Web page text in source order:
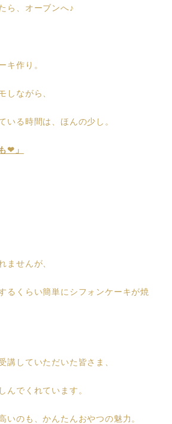
ら、オーブンへ♪
キ作り。
しながら、
いる時間は、ほんの少し。
❤︎」
ませんが、
るくらい簡単にシフォンケーキが焼
講していただいた皆さま、
んでくれています。
いのも、かんたんおやつの魅力。